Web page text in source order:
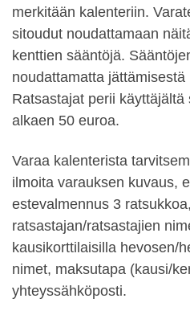
merkitään kalenteriin.
sitoudut noudattamaan
kenttien sääntöjä.
noudattamatta jättämisestä
Ratsastajat perii käyttäjältä
alkaen 50 euroa.
Varaa kalenterista
ilmoita varauksen kuvaus,
estevalmennus 3 ratsukkoa,
ratsastajan/ratsastajien
kausikorttilaisilla hevosen/
nimet, maksutapa (kausi/
yhteyssähköposti.